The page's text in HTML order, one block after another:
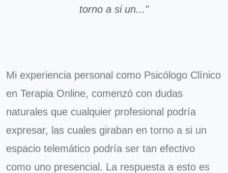
torno a si un..."
Mi experiencia personal como Psicólogo Clínico
en Terapia Online, comenzó con dudas
naturales que cualquier profesional podría
expresar, las cuales giraban en torno a si un
espacio telemático podría ser tan efectivo
como uno presencial. La respuesta a esto es